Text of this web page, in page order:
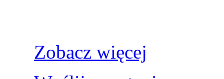
Zobacz więcej